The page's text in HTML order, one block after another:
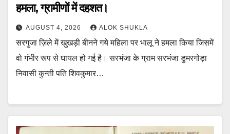
हमला, ग्रामीणों में दहशत।
AUGUST 4, 2026 ALOK SHUKLA
सरगुजा ज़िले में खुखड़ी बीनने गये महिला पर भालू ने हमला किया जिसमें
वो गंभीर रूप से घायल हो गई है। सरभंजा के ग्राम सरभंजा डुमरगोड़ा
निवासी कुन्ती पति शिवकुमार…